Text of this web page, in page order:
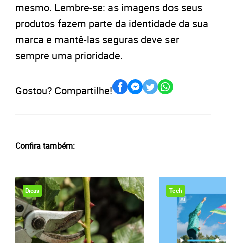
mesmo. Lembre-se: as imagens dos seus
produtos fazem parte da identidade da sua
marca e mantê-las seguras deve ser
sempre uma prioridade.
Gostou? Compartilhe!
Confira também:
Dicas Tech